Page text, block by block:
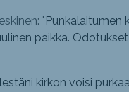
"Punkalaitumen
paikka.
kirkon voisi